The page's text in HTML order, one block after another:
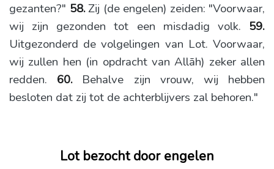
gezanten?" 58.Zij (de engelen) zeiden: "Voorwaar,
wij zijn gezonden tot een misdadig volk. 59.
Uitgezonderd de volgelingen van Lot. Voorwaar,
wij zullen hen (in opdracht van Allāh) zeker allen
redden. 60.
Behalve zijn vrouw, wij hebben
besloten dat zij tot de achterblijvers zal behoren."
Lot bezocht door engelen